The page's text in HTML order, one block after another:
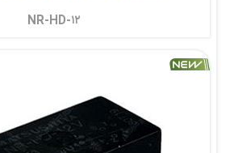
NR-HD-۱۲